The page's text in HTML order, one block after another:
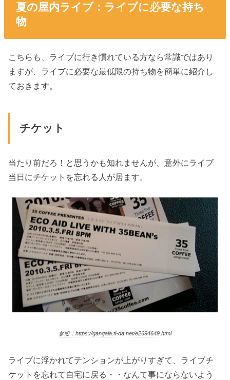
夏の屋内ライブ：ライブに必要な持ち
物
こちらも、ライブに行き慣れている方なら常識ではあり
ますが、ライブに必要な最低限の持ち物を簡単に紹介し
ておきます。
チケット
当たり前だろ！と思うかも知れませんが、意外にライブ
当日にチケットを忘れる人が居ます。
参照：https://gangala.ti-da.net/e2694649.html
ライブに浮かれてテンションが上がりすぎて、ライブチ
ケットを忘れて自宅に戻る・・なんて事にならないよう